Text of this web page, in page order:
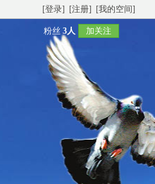
[登录] [注册] [我的空间]
粉丝 3人 加关注